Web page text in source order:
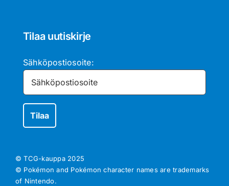
Tilaa uutiskirje
Sähköpostiosoite:
© TCG-kauppa 2025
© Pokémon and Pokémon character names are trademarks
of Nintendo.